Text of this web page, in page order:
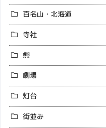
百名山・北海道
寺社
熊
劇場
灯台
街並み